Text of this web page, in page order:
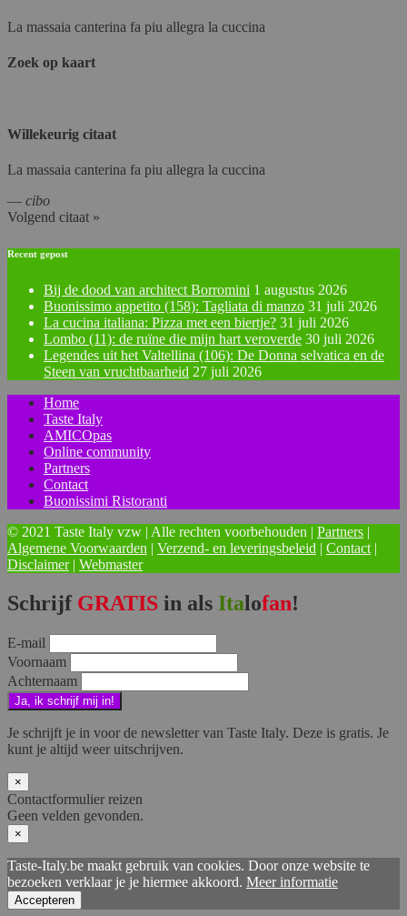
La massaia canterina fa piu allegra la cuccina
Zoek op kaart
Willekeurig citaat
La massaia canterina fa piu allegra la cuccina
— cibo
Volgend citaat »
Recent gepost
Bij de dood van architect Borromini 1 augustus 2026
Buonissimo appetito (158): Tagliata di manzo 31 juli 2026
La cucina italiana: Pizza met een biertje? 31 juli 2026
Lombo (11): de ruïne die mijn hart veroverde 30 juli 2026
Legendes uit het Valtellina (106): De Donna selvatica en de
Steen van vruchtbaarheid 27 juli 2026
Home
Taste Italy
AMICOpas
Online community
Partners
Contact
Buonissimi Ristoranti
© 2021 Taste Italy vzw | Alle rechten voorbehouden | Partners |
Algemene Voorwaarden | Verzend- en leveringsbeleid | Contact |
Disclaimer| Webmaster
Schrijf GRATIS in als Italofan!
E-mail
Voornaam
Achternaam
Je schrijft je in voor de newsletter van Taste Italy. Deze is gratis. Je
kunt je altijd weer uitschrijven.
×
Contactformulier reizen
Geen velden gevonden.
×
Taste-Italy.be maakt gebruik van cookies. Door onze website te
bezoeken verklaar je je hiermee akkoord. Meer informatie
Accepteren